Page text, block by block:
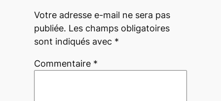
Votre adresse e-mail ne sera pas
publiée. Les champs obligatoires
sont indiqués avec *
Commentaire *